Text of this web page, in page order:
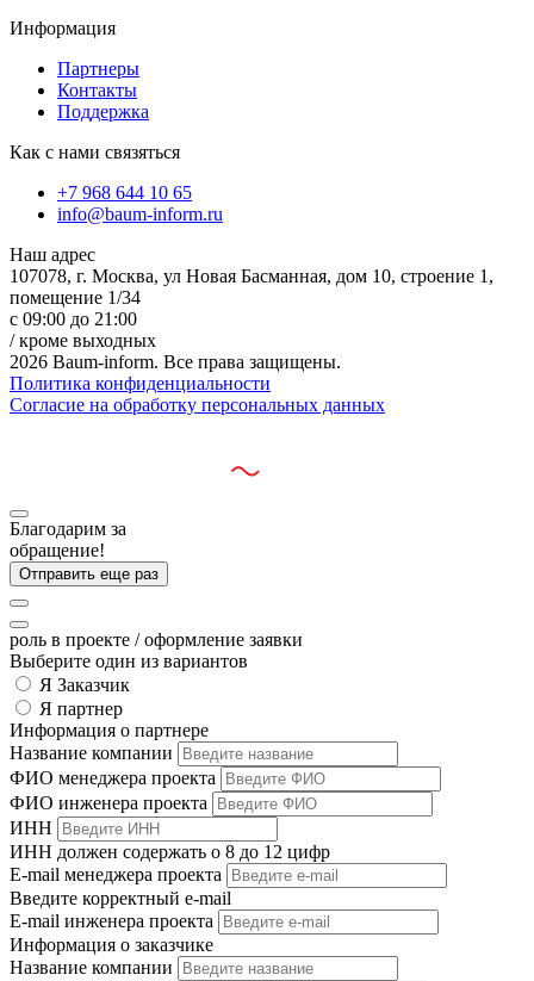
Информация
Партнеры
Контакты
Поддержка
Как с нами связяться
+7 968 644 10 65
info@baum-inform.ru
Наш адрес
107078, г. Москва, ул Новая Басманная, дом 10, строение 1,
помещение 1/34
с 09:00 до 21:00
/ кроме выходных
2026 Baum-inform. Все права защищены.
Политика конфиденциальности
Согласие на обработку персональных данных
Благодарим за
обращение!
Отправить еще раз
роль в проекте / оформление заявки
Выберите один из вариантов
Я Заказчик
Я партнер
Информация о партнере
Название компании
ФИО менеджера проекта
ФИО инженера проекта
ИНН
ИНН должен содержать о 8 до 12 цифр
E-mail менеджера проекта
Введите корректный e-mail
E-mail инженера проекта
Информация о заказчике
Название компании